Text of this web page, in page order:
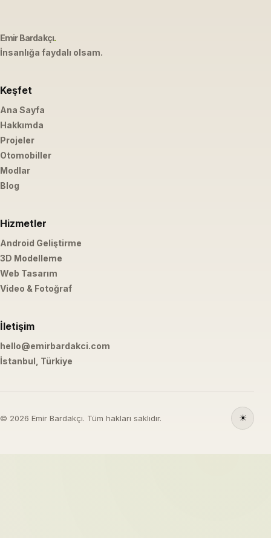
Emir Bardakçı.
İnsanlığa faydalı olsam.
Keşfet
Ana Sayfa
Hakkımda
Projeler
Otomobiller
Modlar
Blog
Hizmetler
Android Geliştirme
3D Modelleme
Web Tasarım
Video & Fotoğraf
İletişim
hello@emirbardakci.com
İstanbul, Türkiye
© 2026 Emir Bardakçı. Tüm hakları saklıdır. ☀